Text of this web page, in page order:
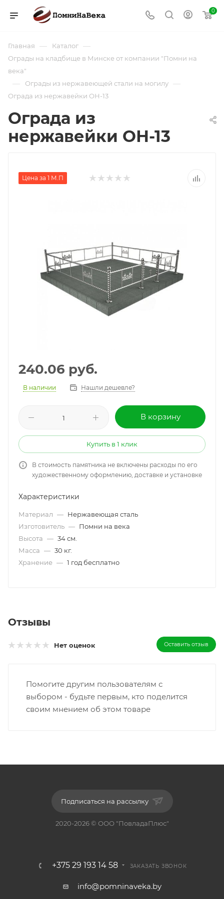
0
Главная — Каталог —
Ограды на кладбище в Минске от компании "Помни на
века"
— Ограды из нержавеющей стали на могилу —
Ограда из нержавейки ОН-13
Ограда из
нержавейки ОН-13
Цена за 1 М.П
240.06 руб.
В наличии Нашли дешевле?
В корзину
Купить в 1 клик
В стоимость памятника не включены расходы по его
художественному оформлению, доставке и установке
Характеристики
Материал — Нержавеющая сталь
Изготовитель — Помни на века
Высота — 34 см.
Масса — 30 кг.
Хранение — 1 год бесплатно
Отзывы
Нет оценок Оставить отзыв
Помогите другим пользователям с
выбором - будьте первым, кто поделится
своим мнением об этом товаре
Подписаться на рассылку
2020-2026 © ООО "ПовладаПлюс"
+375 29 193 14 58 ЗАКАЗАТЬ ЗВОНОК
info@pomninaveka.by